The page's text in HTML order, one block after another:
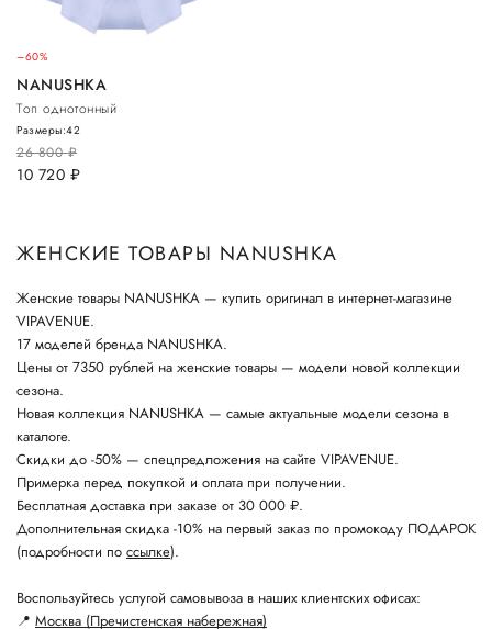
–60%
NANUSHKA
Топ однотонный
26 800руб.
10 720 руб.
Размеры:42
ЖЕНСКИЕ ТОВАРЫ NANUSHKA
Женские товары NANUSHKA — купить оригинал в интернет-магазине
VIPAVENUE.
17 моделей бренда NANUSHKA.
Цены от 7350 рублей на женские товары — модели новой коллекции
сезона.
Новая коллекция NANUSHKA — самые актуальные модели сезона в
каталоге.
Скидки до -50% — спецпредложения на сайте VIPAVENUE.
Примерка перед покупкой и оплата при получении.
Бесплатная доставка при заказе от 30 000 ₽.
Дополнительная скидка -10% на первый заказ по промокоду ПОДАРОК
(подробности по ссылке).
Воспользуйтесь услугой самовывоза в наших клиентских офисах:
📍 Москва (Пречистенская набережная)